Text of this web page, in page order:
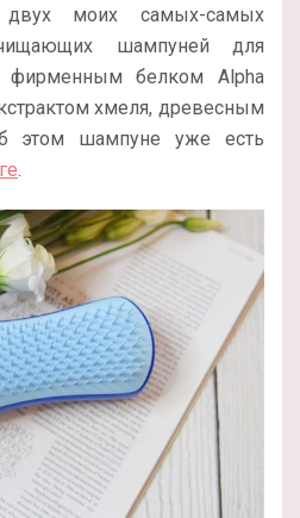
моих самых-самых
шампуней для
фирменным белком Alpha
хмеля, древесным
этом шампуне уже есть
.